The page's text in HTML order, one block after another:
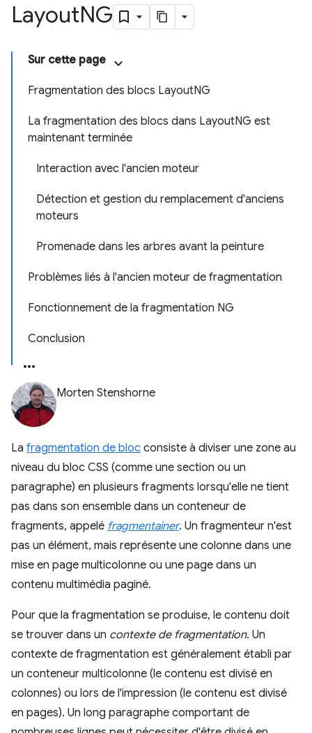
LayoutNG
Sur cette page
Fragmentation des blocs LayoutNG
La fragmentation des blocs dans LayoutNG est
maintenant terminée
Interaction avec l'ancien moteur
Détection et gestion du remplacement d'anciens
moteurs
Promenade dans les arbres avant la peinture
Problèmes liés à l'ancien moteur de fragmentation
Fonctionnement de la fragmentation NG
Conclusion
Morten Stenshorne
La fragmentation de bloc consiste à diviser une zone au
niveau du bloc CSS (comme une section ou un
paragraphe) en plusieurs fragments lorsqu'elle ne tient
pas dans son ensemble dans un conteneur de
fragments, appelé fragmentainer. Un fragmenteur n'est
pas un élément, mais représente une colonne dans une
mise en page multicolonne ou une page dans un
contenu multimédia paginé.
Pour que la fragmentation se produise, le contenu doit
se trouver dans un contexte de fragmentation. Un
contexte de fragmentation est généralement établi par
un conteneur multicolonne (le contenu est divisé en
colonnes) ou lors de l'impression (le contenu est divisé
en pages). Un long paragraphe comportant de